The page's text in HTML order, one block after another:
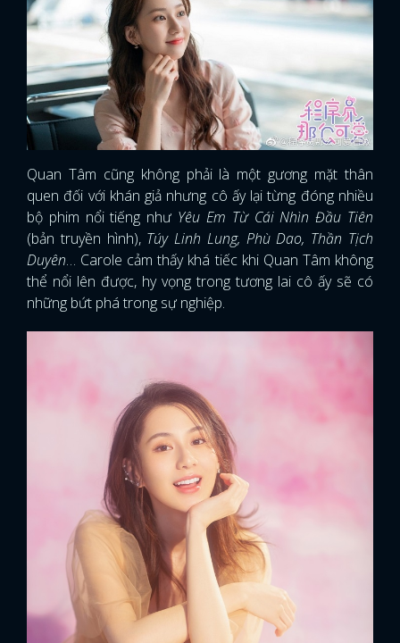
Quan Tâm cũng không phải là một gương mặt thân
quen đối với khán giả nhưng cô ấy lại từng đóng nhiều
bộ phim nổi tiếng như Yêu Em Từ Cái Nhìn Đầu Tiên
(bản truyền hình), Túy Linh Lung, Phù Dao, Thần Tịch
Duyên… Carole cảm thấy khá tiếc khi Quan Tâm không
thể nổi lên được, hy vọng trong tương lai cô ấy sẽ có
những bứt phá trong sự nghiệp.